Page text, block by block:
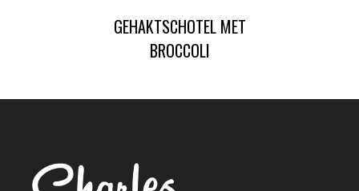
GEHAKTSCHOTEL MET
BROCCOLI